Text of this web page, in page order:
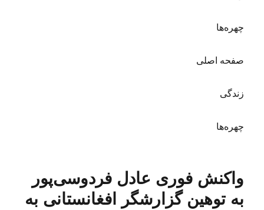
چهره‌ها
صفحه اصلی
زندگی
چهره‌ها
واکنش فوری عادل فردوسی‌پور
به توهین گزارشگر افغانستانی به